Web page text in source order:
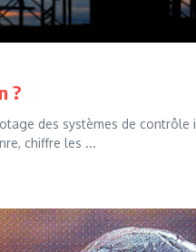
?
des systèmes de contrôle
chiffre les ...